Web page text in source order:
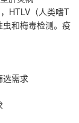
HTLV（人类嗜T
和梅毒检测。疫
选需求